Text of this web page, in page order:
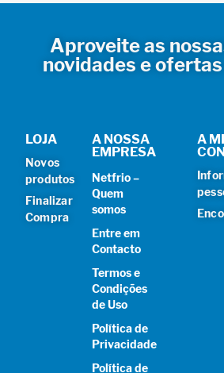
Aproveite as
novidades e
LOJA
Novos
produtos
Finalizar
Compra
A NOSSA
EMPRESA
Netfrio –
Quem
somos
Entre em
Contacto
Termos e
Condições
de Uso
Política de
Privacidade
Política de
A